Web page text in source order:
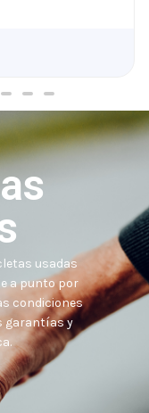
usadas
a punto por
condiciones
garantías y